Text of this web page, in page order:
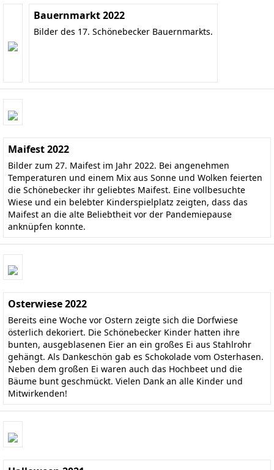
Bauernmarkt 2022
Bilder des 17. Schönebecker Bauernmarkts.
Maifest 2022
Bilder zum 27. Maifest im Jahr 2022. Bei angenehmen
Temperaturen und einem Mix aus Sonne und Wolken feierten
die Schönebecker ihr geliebtes Maifest. Eine vollbesuchte
Wiese und ein belebter Kinderspielplatz zeigten, dass das
Maifest an die alte Beliebtheit vor der Pandemiepause
anknüpfen konnte.
Osterwiese 2022
Bereits eine Woche vor Ostern zeigte sich die Dorfwiese
österlich dekoriert. Die Schönebecker Kinder hatten ihre
bunten, ausgeblasenen Eier an ein großes Ei aus Stahlrohr
gehängt. Als Dankeschön gab es Schokolade vom Osterhasen.
Neben dem großen Ei waren auch das Hochbeet und die
Bäume bunt geschmückt. Vielen Dank an alle Kinder und
Mitwirkenden!